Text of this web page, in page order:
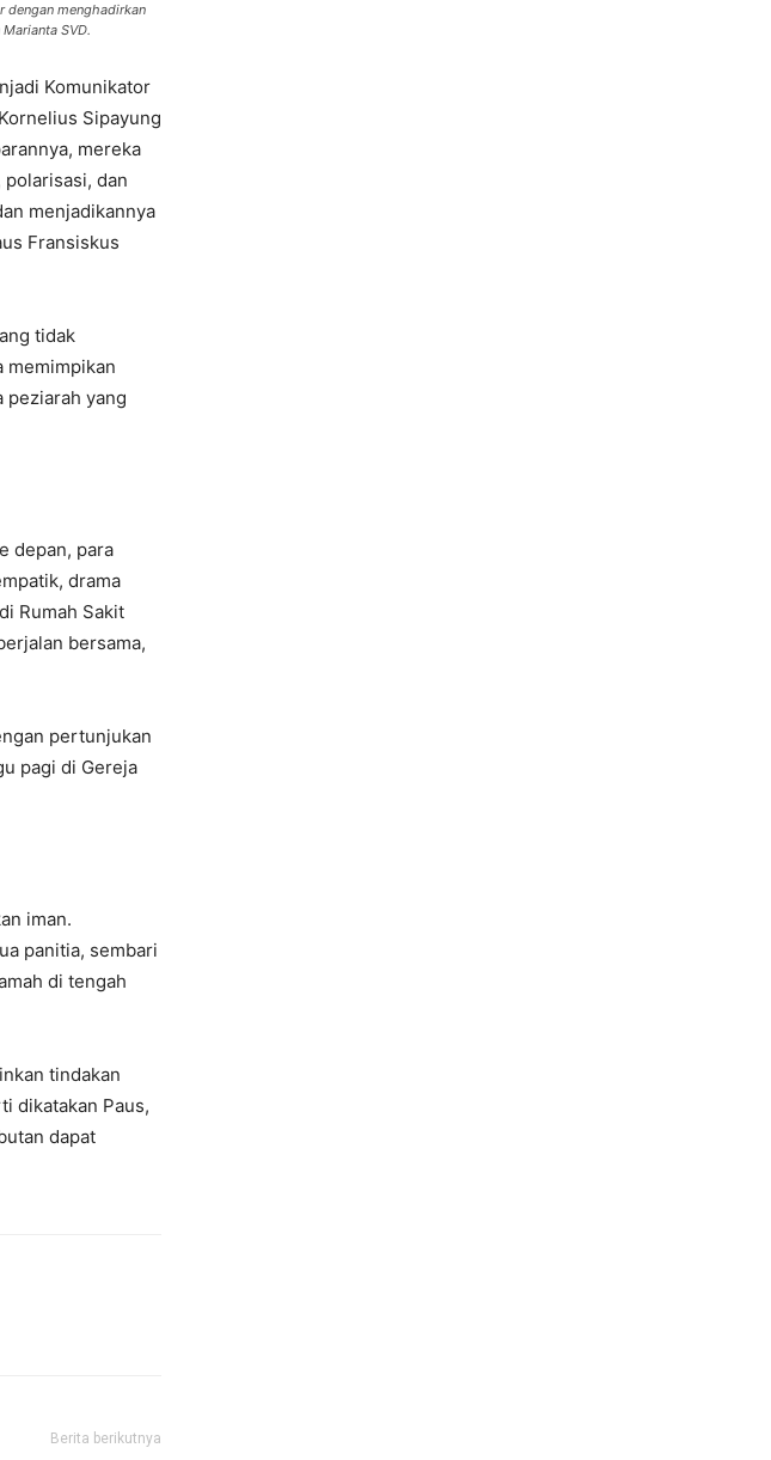
dengan menghadirkan
SVD.
Komunikator
Sipayung
mereka
dan
menjadikannya
Fransiskus
tidak
memimpikan
peziarah yang
depan, para
drama
Rumah Sakit
bersama,
pertunjukan
pagi di Gereja
iman.
panitia, sembari
di tengah
tindakan
dikatakan Paus,
dapat
Berita berikutnya